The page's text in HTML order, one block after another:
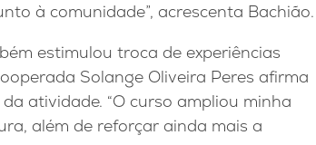
à comunidade”, acrescenta Bachião.
estimulou troca de experiências
Solange Oliveira Peres afirma
atividade. “O curso ampliou minha
além de reforçar ainda mais a